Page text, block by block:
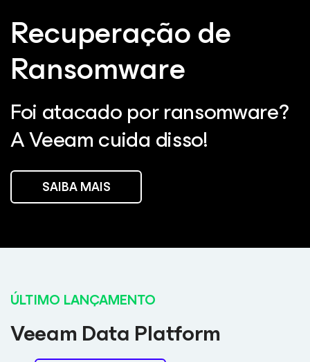
Recuperação de
Ransomware
Foi atacado por ransomware?
A Veeam cuida disso!
SAIBA MAIS
ÚLTIMO LANÇAMENTO
Veeam Data Platform